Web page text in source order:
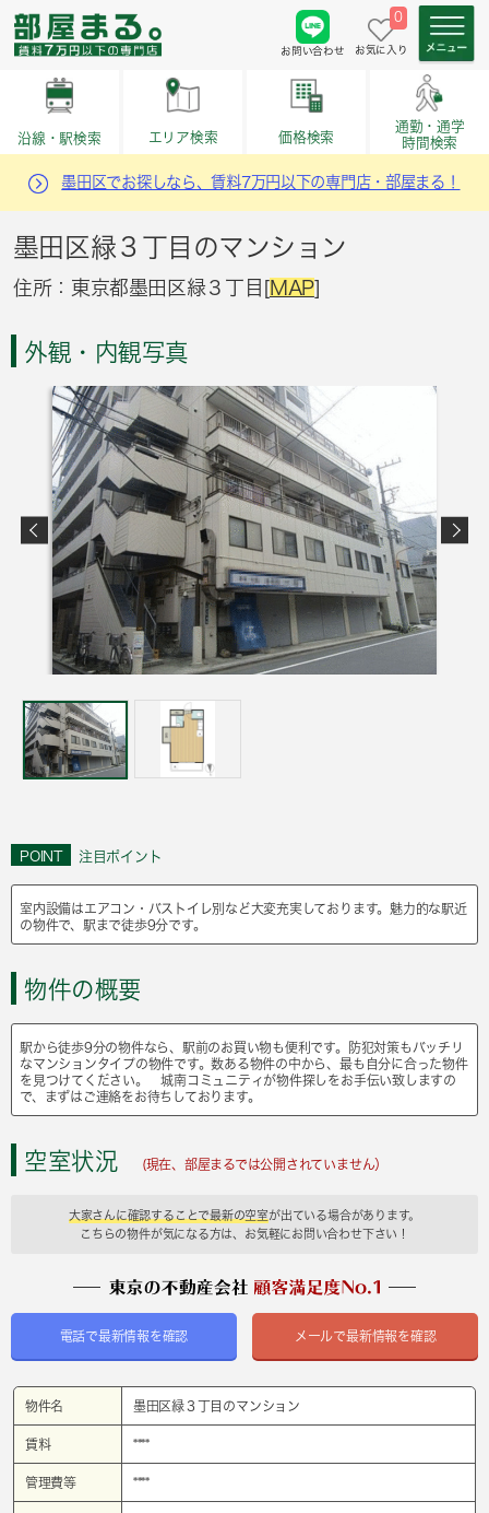
お問い合わせ
0
お気に入り
沿線・駅検索 エリア検索 価格検索
通勤・通学
時間検索
墨田区でお探しなら、賃料7万円以下の専門店・部屋まる！
墨田区緑３丁目のマンション
住所：東京都墨田区緑３丁目[MAP]
外観・内観写真
POINT 注目ポイント
室内設備はエアコン・バストイレ別など大変充実しております。魅力的な駅近
の物件で、駅まで徒歩9分です。
物件の概要
駅から徒歩9分の物件なら、駅前のお買い物も便利です。防犯対策もバッチリ
なマンションタイプの物件です。数ある物件の中から、最も自分に合った物件
を見つけてください。 城南コミュニティが物件探しをお手伝い致しますの
で、まずはご連絡をお待ちしております。
空室状況 (現在、部屋まるでは公開されていません）
大家さんに確認することで最新の空室が出ている場合があります。
こちらの物件が気になる方は、お気軽にお問い合わせ下さい！
電話で最新情報を確認 メールで最新情報を確認
物件名 墨田区緑３丁目のマンション
賃料 ****
管理費等 ****